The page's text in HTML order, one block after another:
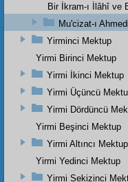
Bir İkram-ı İlâhî ve
Mu'cizat-ı
Yirminci Mektup
Yirmi Birinci Mektup
Yirmi İkinci Mektup
Yirmi Üçüncü
Yirmi Dördüncü
Yirmi Beşinci Mektup
Yirmi Altıncı Mektup
Yirmi Yedinci Mektup
Yirmi Sekizinci